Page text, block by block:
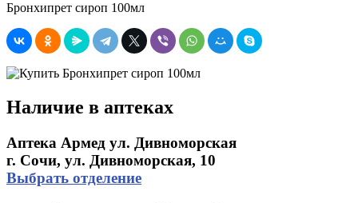
Бронхипрет сироп 100мл
Наличие в аптеках
Аптека Армед ул. Дивноморская
г. Сочи, ул. Дивноморская, 10
Выбрать отделение